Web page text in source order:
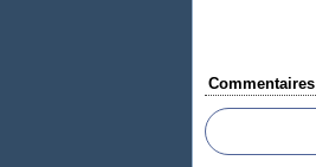
Commentaires